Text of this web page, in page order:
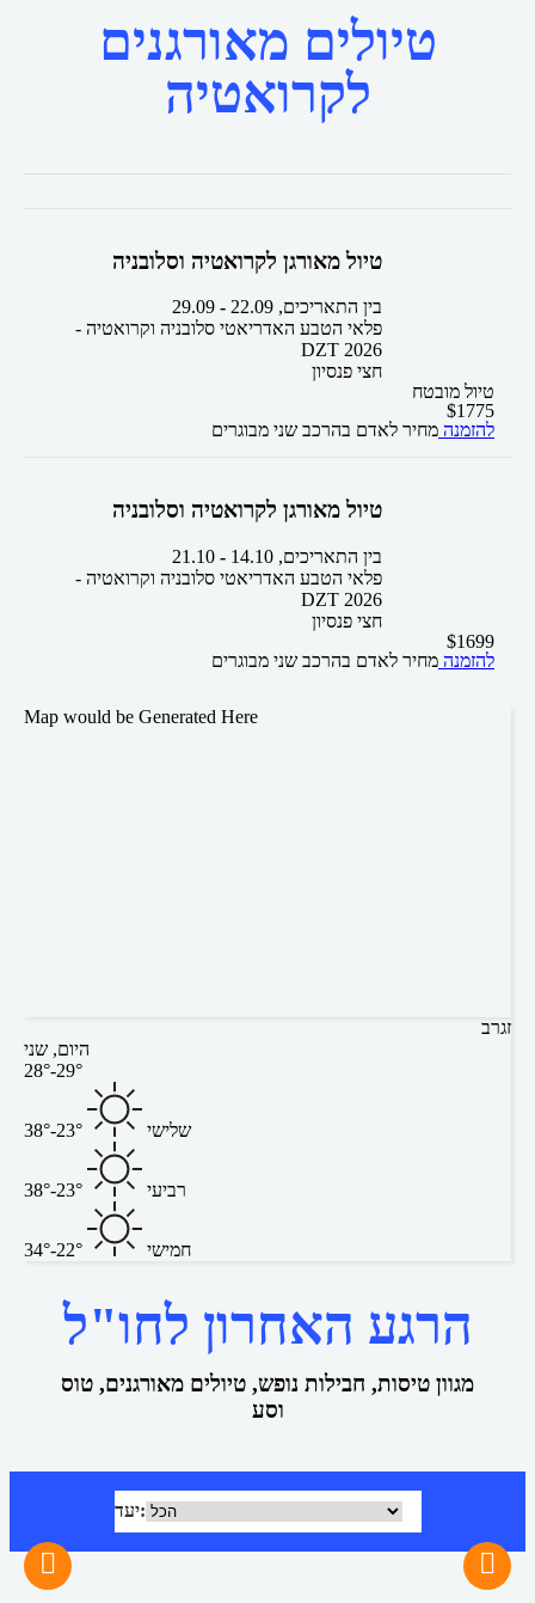
טיולים מאורגנים
לקרואטיה
טיול מאורגן לקרואטיה וסלובניה
בין התאריכים, -
29.09
פלאי הטבע האדריאטי סלובניה וקרואטיה -
DZT 2026
חצי פנסיון
טיול מובטח
$1775
להזמנה מחיר לאדם בהרכב שני מבוגרים
טיול מאורגן לקרואטיה וסלובניה
בין התאריכים, -
21.10
פלאי הטבע האדריאטי סלובניה וקרואטיה -
DZT 2026
חצי פנסיון
$1699
להזמנה מחיר לאדם בהרכב שני מבוגרים
Map would be Generated Here
זגרב
היום, שני
28°-29°
שלישי 23°-38°
רביעי 23°-38°
חמישי 22°-34°
הרגע האחרון לחו"ל
מגוון טיסות, חבילות נופש, טיולים מאורגנים, טוס
וסע
יעד